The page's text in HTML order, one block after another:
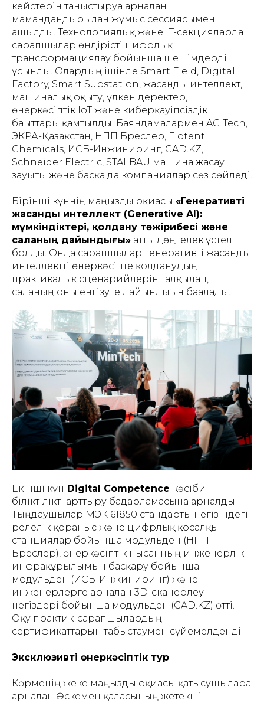
кейстерін таныстыруға арналған
мамандандырылған жұмыс сессиясымен
ашылды. Технологиялық және IT-секцияларда
сарапшылар өндірісті цифрлық
трансформациялау бойынша шешімдерді
ұсынды. Олардың ішінде Smart Field, Digital
Factory, Smart Substation, жасанды интеллект,
машиналық оқыту, үлкен деректер,
өнеркәсіптік IoT және киберқауіпсіздік
бағыттары қамтылды. Баяндамалармен AG Tech,
ЭКРА-Қазақстан, НПП Бреслер, Flotent
Chemicals, ИСБ-Инжиниринг, CAD.KZ,
Schneider Electric, STALBAU машина жасау
зауыты және басқа да компаниялар сөз сөйледі.
Бірінші күннің маңызды оқиғасы «Генеративті
жасанды интеллект (Generative AI):
мүмкіндіктері, қолдану тәжірибесі және
саланың дайындығы» атты дөңгелек үстел
болды. Онда сарапшылар генеративті жасанды
интеллектті өнеркәсіпте қолданудың
практикалық сценарийлерін талқылап,
саланың оны енгізуге дайындығын бағалады.
Екінші күн Digital Competence кәсіби
біліктілікті арттыру бағдарламасына арналды.
Тыңдаушылар МЭК 61850 стандарты негізіндегі
релелік қорғаныс және цифрлық қосалқы
станциялар бойынша модульден (НПП
Бреслер), өнеркәсіптік нысанның инженерлік
инфрақұрылымын басқару бойынша
модульден (ИСБ-Инжиниринг) және
инженерлерге арналған 3D-сканерлеу
негіздері бойынша модульден (CAD.KZ) өтті.
Оқу практик-сарапшылардың
сертификаттарын табыстаумен сүйемелденді.
Эксклюзивті өнеркәсіптік тур
Көрменің жеке маңызды оқиғасы қатысушыларға
арналған Өскемен қаласының жетекші